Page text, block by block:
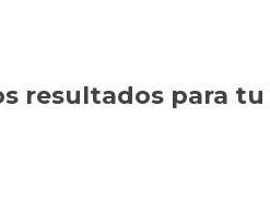
resultados para